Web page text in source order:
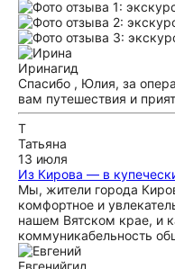
Иринагид
Спасибо , Юлия, за
вам путешествия и
Т
Татьяна
13 июля
Из Кирова — в
Мы, жители города
комфортное и
нашем Вятском крае, и
коммуникабельность
Евгенийгид